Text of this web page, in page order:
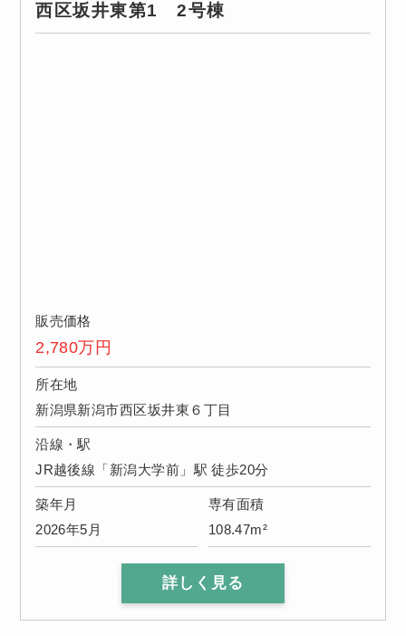
西区坂井東第1 2号棟
販売価格
2,780万円
所在地
新潟県新潟市西区坂井東６丁目
沿線・駅
JR越後線「新潟大学前」駅 徒歩20分
築年月
2026年5月
専有面積
108.47m²
詳しく見る